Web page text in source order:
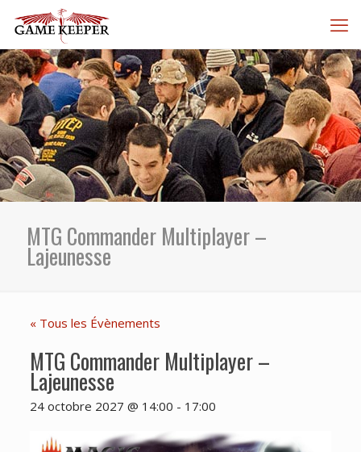
MTG Commander Multiplayer –
Lajeunesse
« Tous les Évènements
MTG Commander Multiplayer –
Lajeunesse
24 octobre 2027 @ 14:00 - 17:00